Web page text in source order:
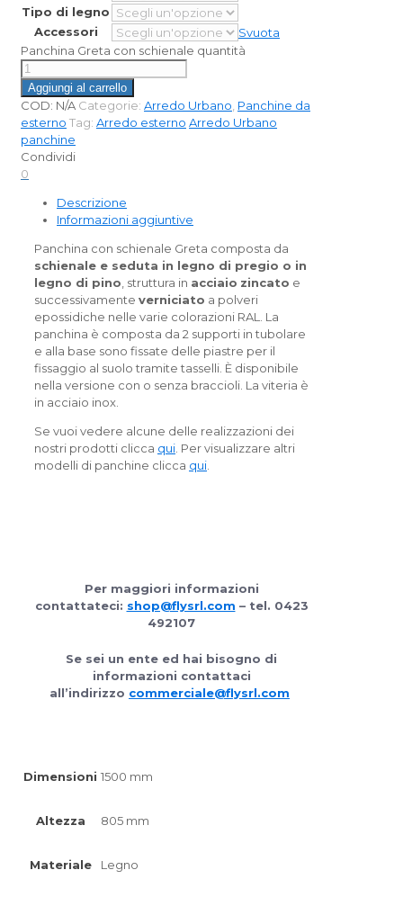
Tipo di legno
Accessori
Svuota
Panchina Greta con schienale quantità
Aggiungi al carrello
COD: N/A Categorie: Arredo Urbano Panchine da
esterno Tag: Arredo esterno Arredo Urbano
panchine
Condividi
0
Descrizione
Informazioni aggiuntive
Panchina con schienale Greta composta da
schienale e seduta in legno di pregio o in
legno di pino , struttura in acciaio zincato e
successivamente verniciato a polveri
epossidiche nelle varie colorazioni RAL. La
panchina è composta da 2 supporti in tubolare
e alla base sono fissate delle piastre per il
fissaggio al suolo tramite tasselli. È disponibile
nella versione con o senza braccioli. La viteria è
in acciaio inox.
Se vuoi vedere alcune delle realizzazioni dei
nostri prodotti clicca qui . Per visualizzare altri
modelli di panchine clicca qui
Per maggiori informazioni
contattateci: shop@flysrl.com – tel. 0423
492107
Se sei un ente ed hai bisogno di
informazioni contattaci
all’indirizzo commerciale@flysrl.com
Dimensioni 1500 mm
Altezza 805 mm
Materiale Legno